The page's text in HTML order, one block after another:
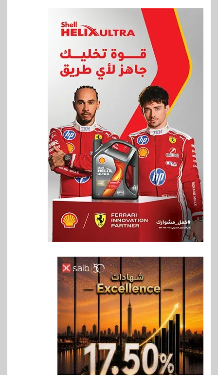
بنوك
يورو صافي ربح في النصف الأول
2026
7
اخبار
غرفة القاهرة تنظم ندوة إلكترونية
لدعم الصادرات وتحقيق
مستهدفات رؤية مصر 2030